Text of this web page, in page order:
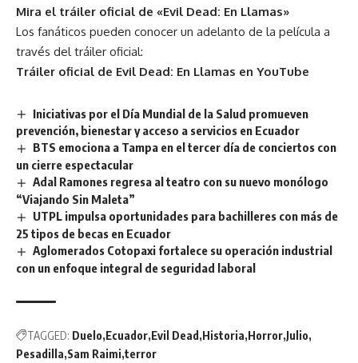
Mira el tráiler oficial de «Evil Dead: En Llamas»
Los fanáticos pueden conocer un adelanto de la película a
través del tráiler oficial:
Tráiler oficial de Evil Dead: En Llamas en YouTube
Iniciativas por el Día Mundial de la Salud promueven
prevención, bienestar y acceso a servicios en Ecuador
BTS emociona a Tampa en el tercer día de conciertos con
un cierre espectacular
Adal Ramones regresa al teatro con su nuevo monólogo
“Viajando Sin Maleta”
UTPL impulsa oportunidades para bachilleres con más de
25 tipos de becas en Ecuador
Aglomerados Cotopaxi fortalece su operación industrial
con un enfoque integral de seguridad laboral
TAGGED: Duelo Ecuador Evil Dead Historia Horror Julio
Pesadilla Sam Raimi terror